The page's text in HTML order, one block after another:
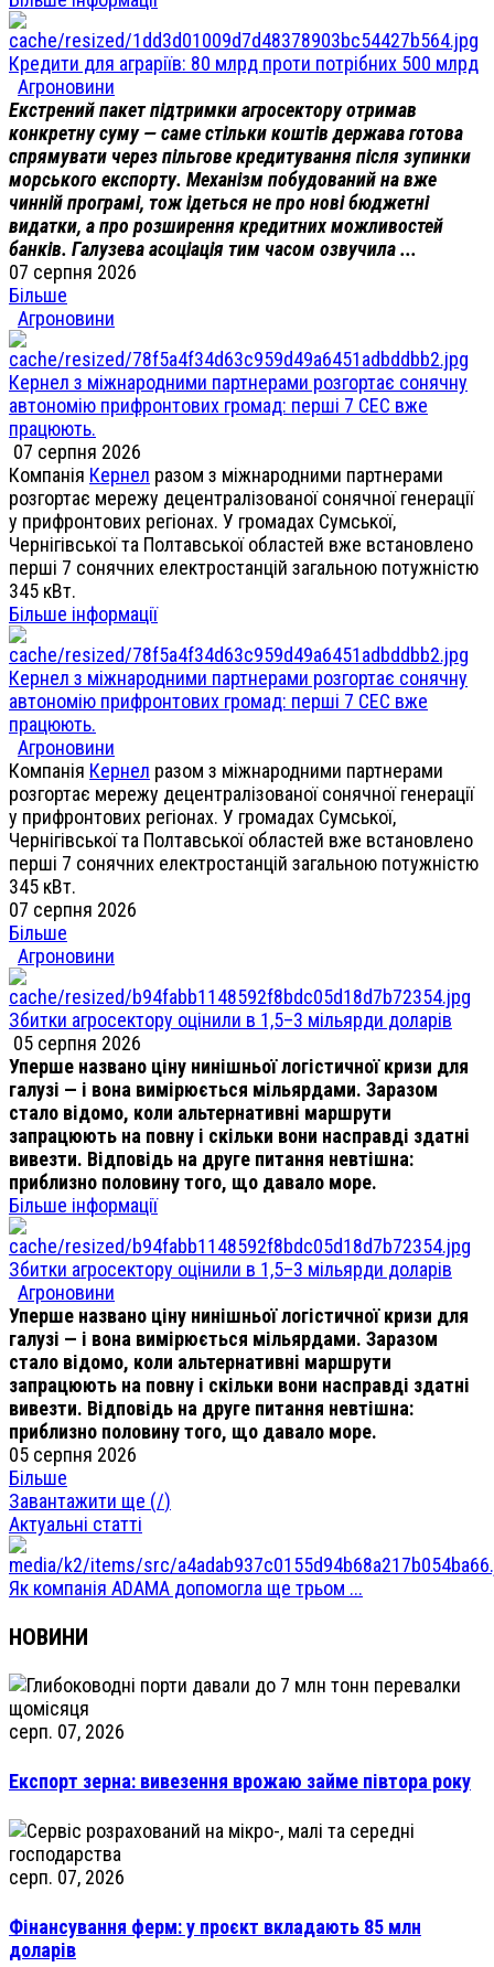
Кредити для аграріїв: 80 млрд проти потрібних 500 млрд
Агроновини
Екстрений пакет підтримки агросектору отримав
конкретну суму — саме стільки коштів держава готова
спрямувати через пільгове кредитування після зупинки
морського експорту. Механізм побудований на вже
чинній програмі, тож ідеться не про нові бюджетні
видатки, а про розширення кредитних можливостей
банків. Галузева асоціація тим часом озвучила ...
07 серпня 2026
Більше
Агроновини
Кернел з міжнародними партнерами розгортає сонячну
автономію прифронтових громад: перші 7 СЕС вже
працюють.
07 серпня 2026
Компанія Кернел разом з міжнародними партнерами
розгортає мережу децентралізованої сонячної генерації
у прифронтових регіонах. У громадах Сумської,
Чернігівської та Полтавської областей вже встановлено
перші 7 сонячних електростанцій загальною потужністю
345 кВт.
Більше інформації
Кернел з міжнародними партнерами розгортає сонячну
автономію прифронтових громад: перші 7 СЕС вже
працюють.
Агроновини
Компанія Кернел разом з міжнародними партнерами
розгортає мережу децентралізованої сонячної генерації
у прифронтових регіонах. У громадах Сумської,
Чернігівської та Полтавської областей вже встановлено
перші 7 сонячних електростанцій загальною потужністю
345 кВт.
07 серпня 2026
Більше
Агроновини
Збитки агросектору оцінили в 1,5–3 мільярди доларів
05 серпня 2026
Уперше названо ціну нинішньої логістичної кризи для
галузі — і вона вимірюється мільярдами. Заразом
стало відомо, коли альтернативні маршрути
запрацюють на повну і скільки вони насправді здатні
вивезти. Відповідь на друге питання невтішна:
приблизно половину того, що давало море.
Більше інформації
Збитки агросектору оцінили в 1,5–3 мільярди доларів
Агроновини
Уперше названо ціну нинішньої логістичної кризи для
галузі — і вона вимірюється мільярдами. Заразом
стало відомо, коли альтернативні маршрути
запрацюють на повну і скільки вони насправді здатні
вивезти. Відповідь на друге питання невтішна:
приблизно половину того, що давало море.
05 серпня 2026
Більше
Завантажити ще (/)
Актуальні статті
Як компанія ADAMA допомогла ще трьом ...
НОВИНИ
серп. 07, 2026
Експорт зерна: вивезення врожаю займе півтора року
серп. 07, 2026
Фінансування ферм: у проєкт вкладають 85 млн
доларів